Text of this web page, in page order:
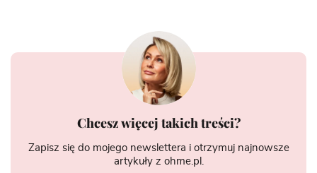
Chcesz więcej takich treści?
Zapisz się do mojego newslettera i otrzymuj najnowsze
artykuły z ohme.pl.